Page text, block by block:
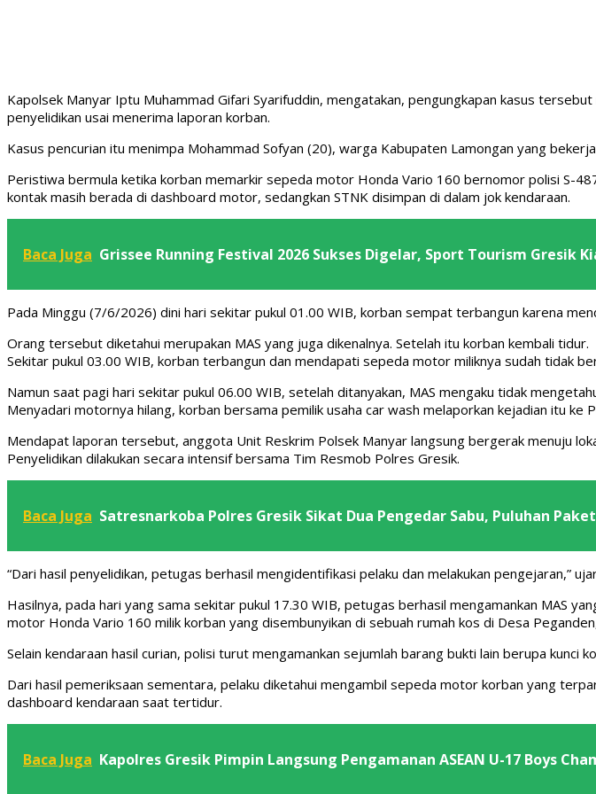
Kapolsek Manyar Iptu Muhammad Gifari Syarifuddin, mengatakan, pengungkapan kasus
penyelidikan usai menerima laporan korban.
Kasus pencurian itu menimpa Mohammad Sofyan (20), warga Kabupaten Lamongan yang
Peristiwa bermula ketika korban memarkir sepeda motor Honda Vario 160 bernomor polisi S-
kontak masih berada di dashboard motor, sedangkan STNK disimpan di dalam jok kendaraan.
Baca Juga Grissee Running Festival 2026 Sukses Digelar, Sport Tourism Gresik
Pada Minggu (7/6/2026) dini hari sekitar pukul 01.00 WIB, korban sempat terbangun karena
Orang tersebut diketahui merupakan MAS yang juga dikenalnya. Setelah itu korban kembali tidur.
Sekitar pukul 03.00 WIB, korban terbangun dan mendapati sepeda motor miliknya sudah tidak
Namun saat pagi hari sekitar pukul 06.00 WIB, setelah ditanyakan, MAS mengaku tidak
Menyadari motornya hilang, korban bersama pemilik usaha car wash melaporkan kejadian itu
Mendapat laporan tersebut, anggota Unit Reskrim Polsek Manyar langsung bergerak menuju
Penyelidikan dilakukan secara intensif bersama Tim Resmob Polres Gresik.
Baca Juga Satresnarkoba Polres Gresik Sikat Dua Pengedar Sabu, Puluhan
“Dari hasil penyelidikan, petugas berhasil mengidentifikasi pelaku dan melakukan pengejaran,”
Hasilnya, pada hari yang sama sekitar pukul 17.30 WIB, petugas berhasil mengamankan MAS
motor Honda Vario 160 milik korban yang disembunyikan di sebuah rumah kos di Desa
Selain kendaraan hasil curian, polisi turut mengamankan sejumlah barang bukti lain berupa kunci
Dari hasil pemeriksaan sementara, pelaku diketahui mengambil sepeda motor korban yang
dashboard kendaraan saat tertidur.
Baca Juga Kapolres Gresik Pimpin Langsung Pengamanan ASEAN U-17 Boys